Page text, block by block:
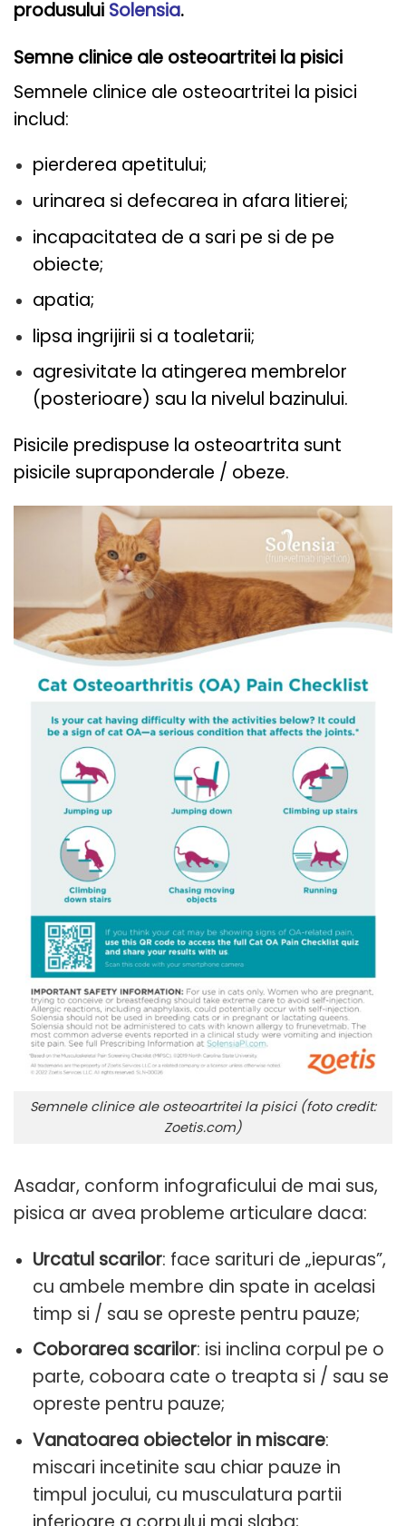
produsului Solensia.
Semne clinice ale osteoartritei la pisici
Semnele clinice ale osteoartritei la pisici
includ:
pierderea apetitului;
urinarea si defecarea in afara litierei;
incapacitatea de a sari pe si de pe
obiecte;
apatia;
lipsa ingrijirii si a toaletarii;
agresivitate la atingerea membrelor
(posterioare) sau la nivelul bazinului.
Pisicile predispuse la osteoartrita sunt
pisicile supraponderale / obeze.
Semnele clinice ale osteoartritei la pisici (foto credit:
Zoetis.com)
Asadar, conform infograficului de mai sus,
pisica ar avea probleme articulare daca:
Urcatul scarilor: face sarituri de „iepuras”,
cu ambele membre din spate in acelasi
timp si / sau se opreste pentru pauze;
Coborarea scarilor: isi inclina corpul pe o
parte, coboara cate o treapta si / sau se
opreste pentru pauze;
Vanatoarea obiectelor in miscare:
miscari incetinite sau chiar pauze in
timpul jocului, cu musculatura partii